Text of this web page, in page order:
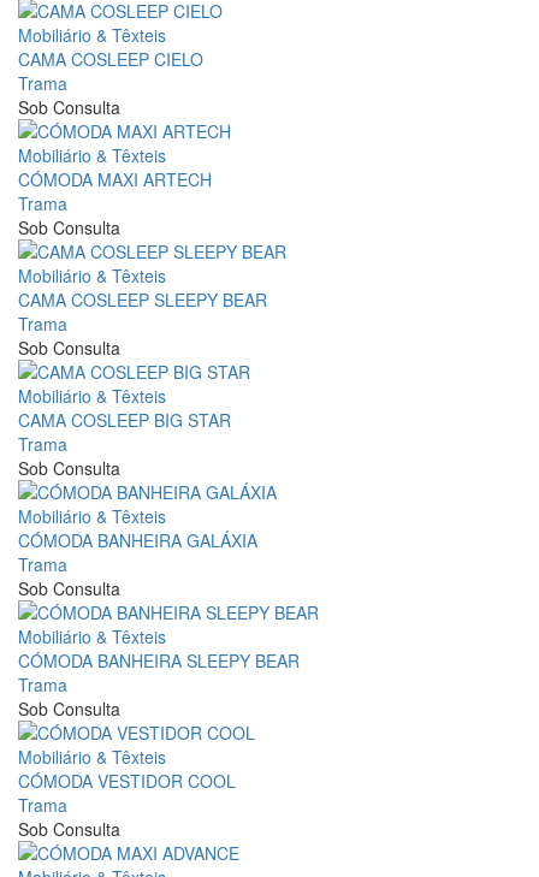
Mobiliário & Têxteis
CAMA COSLEEP CIELO
Trama
Sob Consulta
Mobiliário & Têxteis
CÓMODA MAXI ARTECH
Trama
Sob Consulta
Mobiliário & Têxteis
CAMA COSLEEP SLEEPY BEAR
Trama
Sob Consulta
Mobiliário & Têxteis
CAMA COSLEEP BIG STAR
Trama
Sob Consulta
Mobiliário & Têxteis
CÓMODA BANHEIRA GALÁXIA
Trama
Sob Consulta
Mobiliário & Têxteis
CÓMODA BANHEIRA SLEEPY BEAR
Trama
Sob Consulta
Mobiliário & Têxteis
CÓMODA VESTIDOR COOL
Trama
Sob Consulta